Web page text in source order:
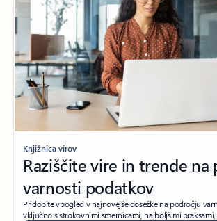
Knjižnica virov
Raziščite vire in trende na
varnosti podatkov
Pridobite vpogled v najnovejše dosežke na področju
vključno s strokovnimi smernicami, najboljšimi